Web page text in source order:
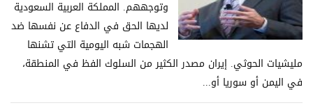
وتوجههم. المملكة العربية السعودية
لديها الحق في الدفاع عن نفسها ضد
الهجمات شبه اليومية التي تشنها
مليشيات الحوثي. إيران مصدر الكثير من السلوك الفظ في المنطقة،
في اليمن أو سوريا أو...